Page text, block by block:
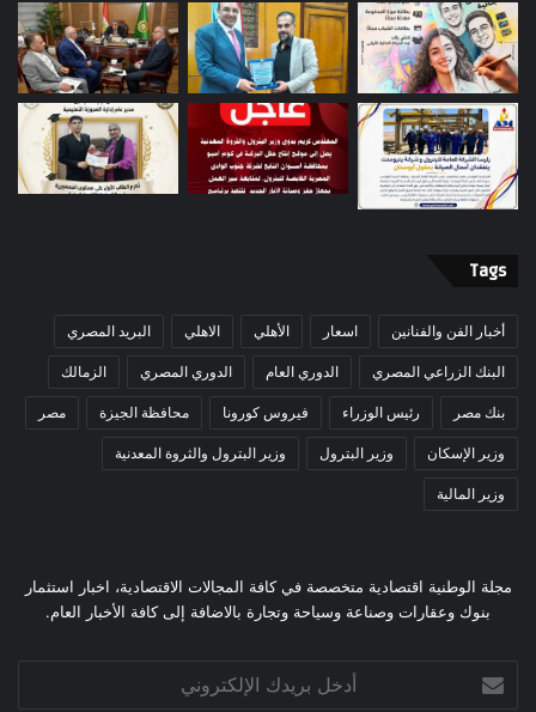
Tags
أخبار الفن والفنانين اسعار الأهلي الاهلي البريد المصري
البنك الزراعي المصري الدوري العام الدوري المصري الزمالك
بنك مصر رئيس الوزراء فيروس كورونا محافظة الجيزة مصر
وزير الإسكان وزير البترول وزير البترول والثروة المعدنية
وزير المالية
مجلة الوطنية اقتصادية متخصصة في كافة المجالات الاقتصادية، اخبار استثمار
بنوك وعقارات وصناعة وسياحة وتجارة بالاضافة إلى كافة الأخبار العام.
بريدك